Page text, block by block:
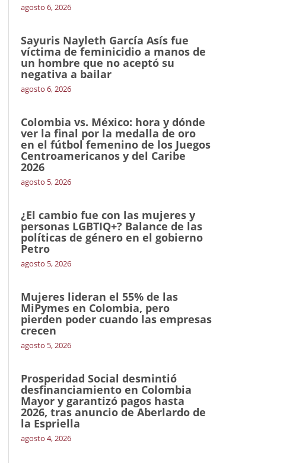
agosto 6, 2026
Sayuris Nayleth García Asís fue
víctima de feminicidio a manos de
un hombre que no aceptó su
negativa a bailar
agosto 6, 2026
Colombia vs. México: hora y dónde
ver la final por la medalla de oro
en el fútbol femenino de los Juegos
Centroamericanos y del Caribe
2026
agosto 5, 2026
¿El cambio fue con las mujeres y
personas LGBTIQ+? Balance de las
políticas de género en el gobierno
Petro
agosto 5, 2026
Mujeres lideran el 55% de las
MiPymes en Colombia, pero
pierden poder cuando las empresas
crecen
agosto 5, 2026
Prosperidad Social desmintió
desfinanciamiento en Colombia
Mayor y garantizó pagos hasta
2026, tras anuncio de Aberlardo de
la Espriella
agosto 4, 2026